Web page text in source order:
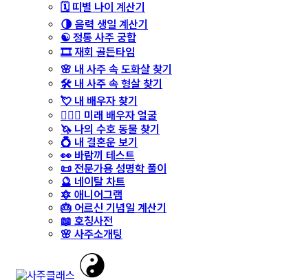
🗓️ 띠별 나이 계산기
🌗 음력 생일 계산기
☯️ 정통 사주 궁합
🎞️ 재회 골든타임
🌸 내 사주 속 도화살 찾기
🛠️ 내 사주 속 형살 찾기
💘 내 배우자 찾기
👩‍❤️‍👨 미래 배우자 얼굴
🦄 나의 수호 동물 찾기
💍 내 결혼운 보기
👀 바람끼 테스트
📜 전문가용 성명학 풀이
🔮 네이탈 차트
🔯 애니어그램
🎂 어르신 기념일 계산기
📖 호칭사전
🌸 사주소개팅